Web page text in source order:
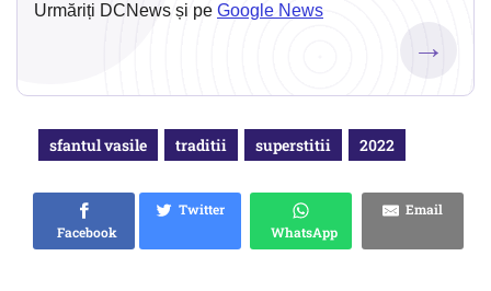
Urmăriți DCNews și pe Google News
→
sfantul vasile traditii superstitii 2022
Facebook
Twitter
WhatsApp
Email